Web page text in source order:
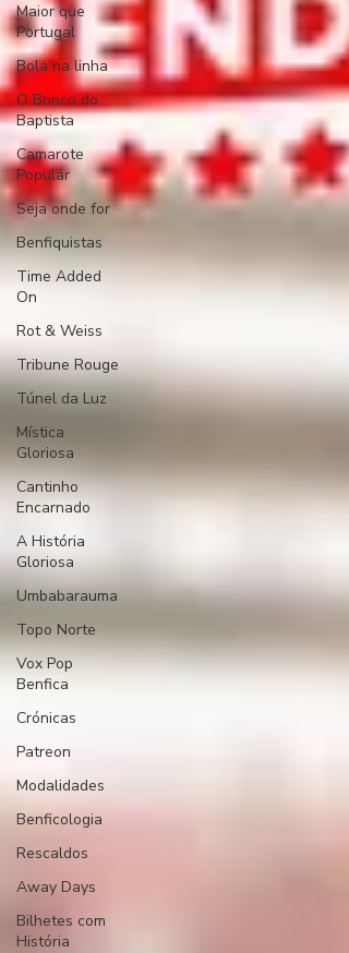
Maior que
Portugal
Bola na linha
O Brinco do
Baptista
Camarote
Popular
Seja onde for
Benfiquistas
Time Added
On
Rot & Weiss
Tribune Rouge
Túnel da Luz
Mística
Gloriosa
Cantinho
Encarnado
A História
Gloriosa
Umbabarauma
Topo Norte
Vox Pop
Benfica
Crónicas
Patreon
Modalidades
Benficologia
Rescaldos
Away Days
Bilhetes com
História